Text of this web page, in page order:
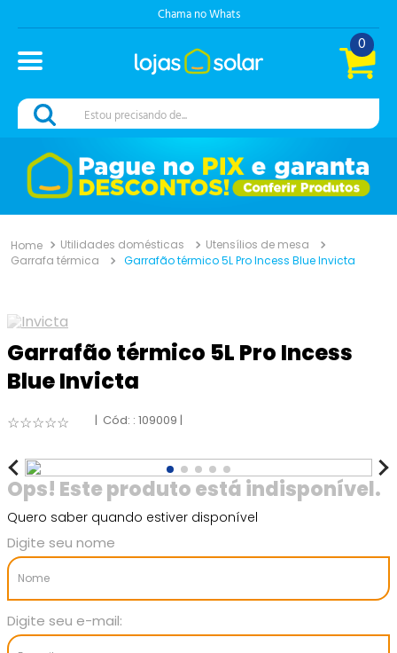
Chama no Whats
0
Estou precisando de...
Utilidades domésticas
Utensílios de mesa
Garrafa térmica
Garrafão térmico 5L Pro Incess Blue Invicta
Garrafão térmico 5L Pro Incess
Blue Invicta
☆☆☆☆☆ : 109009
Quero saber quando estiver disponível